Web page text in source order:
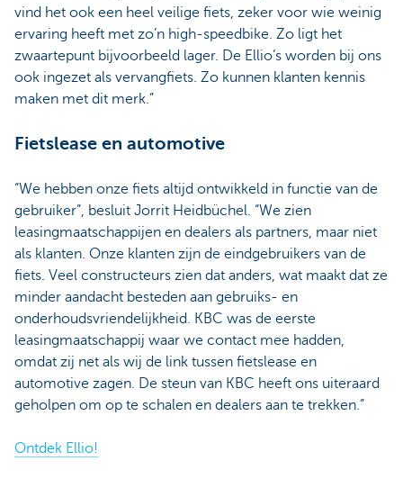
vind het ook een heel veilige fiets, zeker voor wie weinig
ervaring heeft met zo’n high-speedbike. Zo ligt het
zwaartepunt bijvoorbeeld lager. De Ellio’s worden bij ons
ook ingezet als vervangfiets. Zo kunnen klanten kennis
maken met dit merk.”
Fietslease en automotive
“We hebben onze fiets altijd ontwikkeld in functie van de
gebruiker”, besluit Jorrit Heidbüchel. “We zien
leasingmaatschappijen en dealers als partners, maar niet
als klanten. Onze klanten zijn de eindgebruikers van de
fiets. Veel constructeurs zien dat anders, wat maakt dat ze
minder aandacht besteden aan gebruiks- en
onderhoudsvriendelijkheid. KBC was de eerste
leasingmaatschappij waar we contact mee hadden,
omdat zij net als wij de link tussen fietslease en
automotive zagen. De steun van KBC heeft ons uiteraard
geholpen om op te schalen en dealers aan te trekken.”
Ontdek Ellio!